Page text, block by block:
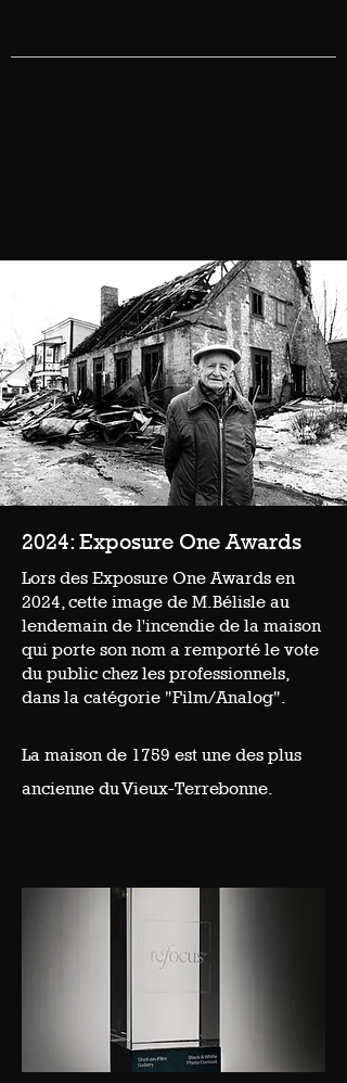
2024: Exposure One Awards
Lors des Exposure One Awards en
2024, cette image de M.Bélisle au
lendemain de l'incendie de la maison
qui porte son nom a remporté le vote
du public chez les professionnels,
dans la catégorie "Film/Analog".
La maison de 1759 est une des plus
ancienne du Vieux-Terrebonne.